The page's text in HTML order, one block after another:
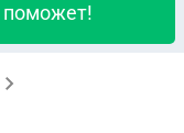
поможет!